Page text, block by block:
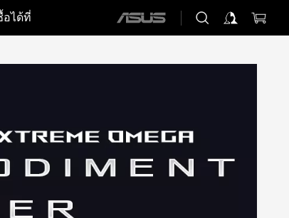
อได้ที่
ASUS